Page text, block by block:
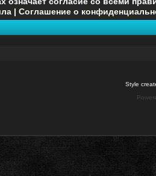
| Соглашение о
Style